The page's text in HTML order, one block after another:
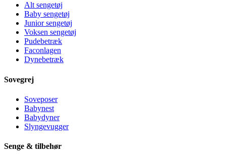
Alt sengetøj
Baby sengetøj
Junior sengetøj
Voksen sengetøj
Pudebetræk
Faconlagen
Dynebetræk
Sovegrej
Soveposer
Babynest
Babydyner
Slyngevugger
Senge & tilbehør